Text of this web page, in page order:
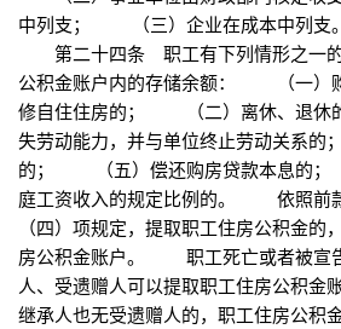
中列支； （三）企业在成本中列支
第二十四条 职工有下列情形之一的
公积金账户内的存储余额： （一）
修自住住房的； （二）离休、退
失劳动能力，并与单位终止劳动关系
的； （五）偿还购房贷款本息的
庭工资收入的规定比例的。 依照前款
（四）项规定，提取职工住房公积金的
房公积金账户。 职工死亡或者被宣
人、受遗赠人可以提取职工住房公积金
继承人也无受遗赠人的，职工住房公积